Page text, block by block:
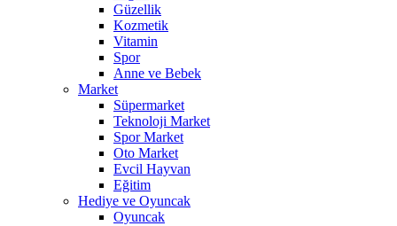
Güzellik
Kozmetik
Vitamin
Spor
Anne ve Bebek
Market
Süpermarket
Teknoloji Market
Spor Market
Oto Market
Evcil Hayvan
Eğitim
Hediye ve Oyuncak
Oyuncak